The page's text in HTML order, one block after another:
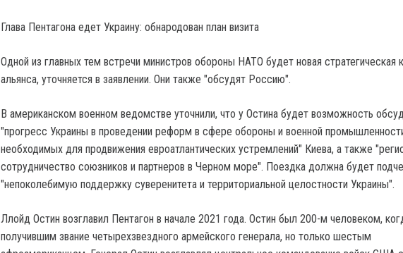
Глава Пентагона едет Украину: обнародован план визита
Одной из главных тем встречи министров обороны НАТО будет новая стратегическая
альянса, уточняется в заявлении. Они также "обсудят Россию".
В американском военном ведомстве уточнили, что у Остина будет возможность
"прогресс Украины в проведении реформ в сфере обороны и военной
необходимых для продвижения евроатлантических устремлений" Киева, а также
сотрудничество союзников и партнеров в Черном море". Поездка должна будет
"непоколебимую поддержку суверенитета и территориальной целостности Украины".
Ллойд Остин возглавил Пентагон в начале 2021 года. Остин был 200-м человеком,
получившим звание четырехзвездного армейского генерала, но только шестым